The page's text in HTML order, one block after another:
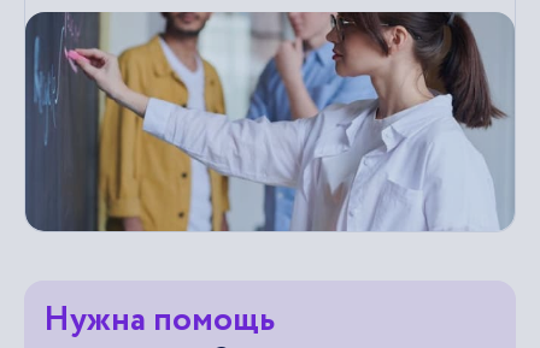
Нужна помощь